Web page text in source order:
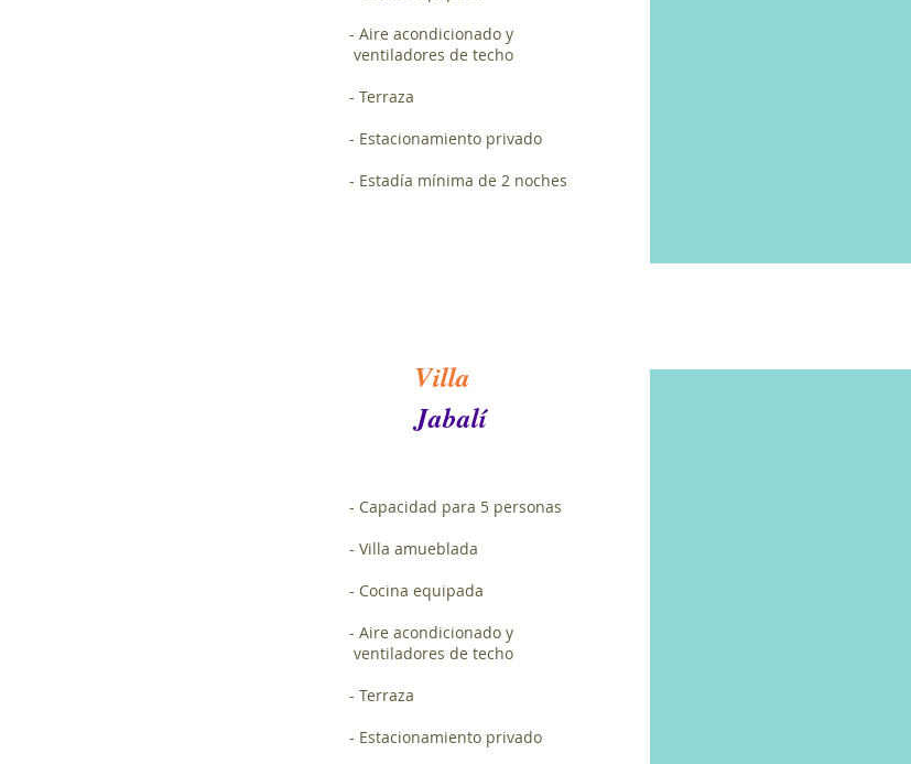
- Aire acondicionado y
ventiladores de techo
- Terraza
- Estacionamiento privado
- Estadía mínima de 2 noches
Villa
Jabalí
- Capacidad para 5 personas
- Villa amueblada
- Cocina equipada
- Aire acondicionado y
ventiladores de techo
- Terraza
- Estacionamiento privado